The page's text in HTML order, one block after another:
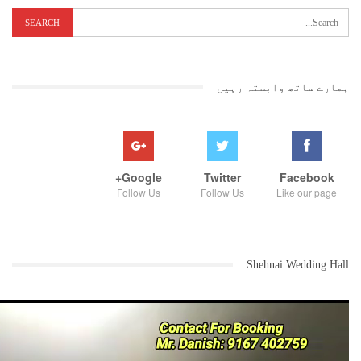
ہے کہ انہوں نے شاید 2020ء میں بھی سنکیانگ کا دورہ کیا اور وہاں ان
کچھ تفصیلات بھی منظر عام پر آئی تھیں۔ اس کے علاوہ سنکیانگ کے شہر
سے بھی زیادہ رقبے پر پھیلا ہوا تھا۔
یوٹیوب پر جاری کردہ اس ویڈیو میں دیکھا جا سکتا ہے کہ اس میں گوآن
گوآن گوآن نے جمعہ 19 نومبر کو اپنے یوٹیوب چینل پر ایک اور ویڈیو پوسٹ
حکومت کو براہ راست چیلنج کر سکوں۔ لیکن میں وہ سب کچھ تو کر رہا ہوں،
ڈی ڈبلیو نیوز کے شکریہ کے ساتھ
ہمارے ساتھ وابستہ رہیں
Facebook
Like our page
Twitter
Follow Us
Google+
Follow Us
Shehnai Wedding Hall